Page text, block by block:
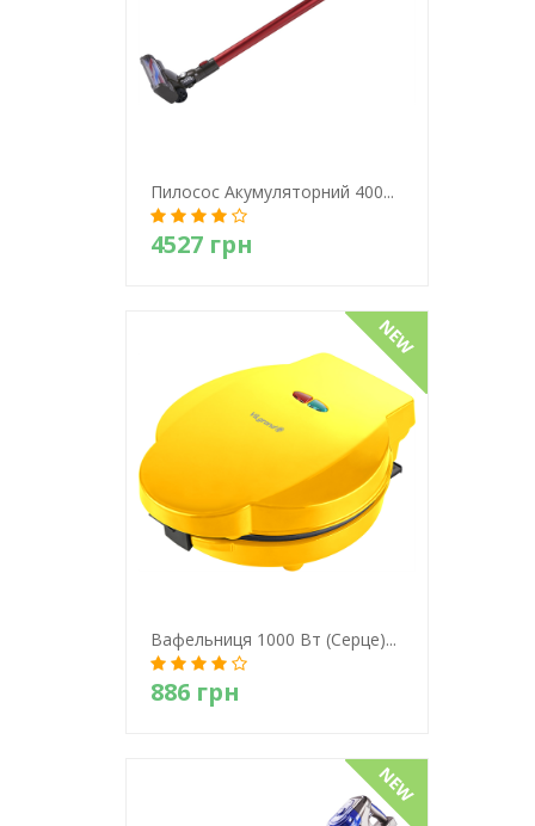
Пилосос Акумуляторний 400...
4527 грн
Детально
Вафельниця 1000 Вт (серце)...
886 грн